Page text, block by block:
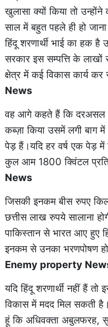
खुलासा क्यों किया तो
साल में बहुत पहले ही हो
हिंदू शरणार्थी भाई का हक है
सरकार इस सम्पत्ति के लाखों
क्षेत्र में कई विकास कार्य
News
वह आगे कहते हैं कि दरअसल
कब्ज़ा किया उसमें लगी बाग
पेड़ हैं।यदि हर वर्ष एक पेड़
कुल आम 1800 क्विंटल
News
जिसकी इनकम बीस रुपए
छत्तीस लाख रुपये सालाना
पाकिस्तान से भारत आए हुए
इनकम से उनका भरणपोषण
Enemy property
यदि हिंदू शरणार्थी नहीं हैं
विकास में मदद मिल सकती
हूं कि अधिवक्ता अबुलफरह,